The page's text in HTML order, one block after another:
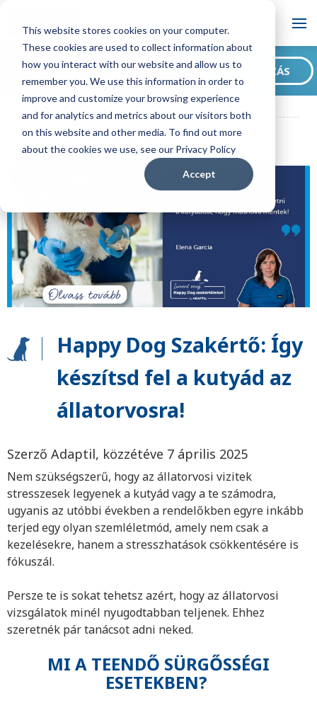
This website stores cookies on your computer.
These cookies are used to collect information about
how you interact with our website and allow us to
remember you. We use this information in order to
improve and customize your browsing experience
and for analytics and metrics about our visitors both
on this website and other media. To find out more
about the cookies we use, see our Privacy Policy
Accept
Blog
ADAPTIL HU Blog
Happy Dog Szakértő: Így készítsd fel a kutyád
az állatorvosra!
Szeretne feliratkozni
blogunkra? FELIRATKOZÁS
Happy Dog Szakértő: Így
készítsd fel a kutyád az
állatorvosra!
Szerző Adaptil, közzétéve 7 április 2025
Nem szükségszerű, hogy az állatorvosi vizitek
stresszesek legyenek a kutyád vagy a te számodra,
ugyanis az utóbbi években a rendelőkben egyre inkább
terjed egy olyan szemléletmód, amely nem csak a
kezelésekre, hanem a stresszhatások csökkentésére is
fókuszál.
Persze te is sokat tehetsz azért, hogy az állatorvosi
vizsgálatok minél nyugodtabban teljenek. Ehhez
szeretnék pár tanácsot adni neked.
MI A TEENDŐ SÜRGŐSSÉGI
ESETEKBEN?